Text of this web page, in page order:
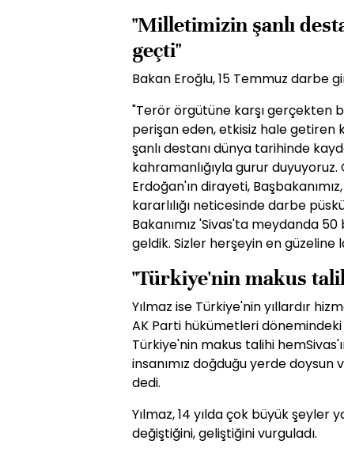
"Milletimizin şanlı
geçti"
Bakan Eroğlu, 15 Temmuz darbe
"Terör örgütüne karşı gerçekten
perişan eden, etkisiz hale getiren
şanlı destanı dünya tarihinde
kahramanlığıyla gurur
Erdoğan'ın dirayeti,
kararlılığı neticesinde darbe
Bakanımız 'Sivas'ta meydanda
geldik. Sizler herşeyin en güzeline
"Türkiye'nin makus
Yılmaz ise Türkiye'nin yıllardır
AK Parti hükümetleri dönemindeki
Türkiye'nin makus talihi
insanımız doğduğu yerde doysun
dedi.
Yılmaz, 14 yılda çok büyük şeyler
değiştiğini, geliştiğini vurguladı.